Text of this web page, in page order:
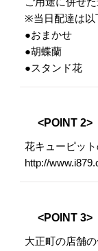
※当日配達は以
●おまかせ
●胡蝶蘭
●スタンド花
<POINT 2>
花キューピッ
http://
<POINT 3>
大正町の店舗